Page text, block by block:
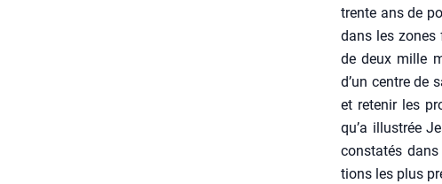
trente ans de
dans les zones
de deux mille
d’un centre de
et rete­nir les
qu’a illus­trée
consta­tés
tions les plus